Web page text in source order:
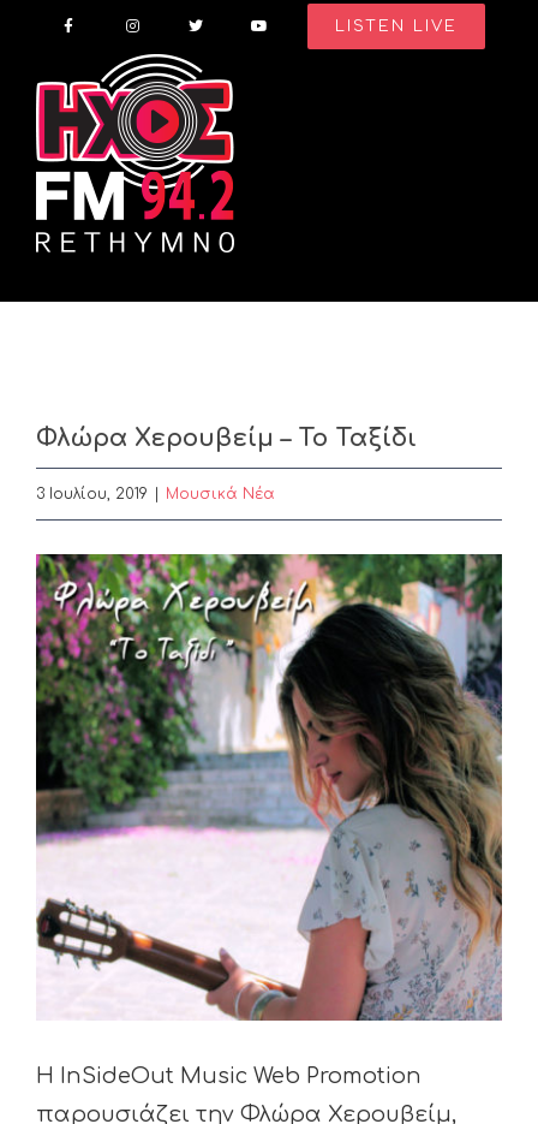
content
LISTEN LIVE
Φλώρα Χερουβείμ – Το Ταξίδι
3 Ιουλίου, 2019 Μουσικά Νέα
View
Larger
Image
Η InSideOut Music Web Promotion
παρουσιάζει την Φλώρα Χερουβείμ,